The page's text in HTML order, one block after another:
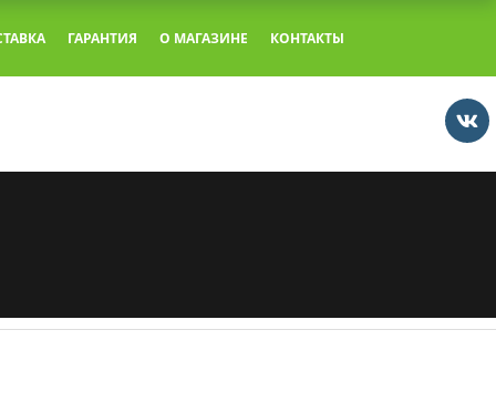
ГАРАНТИЯ О МАГАЗИНЕ КОНТАКТЫ